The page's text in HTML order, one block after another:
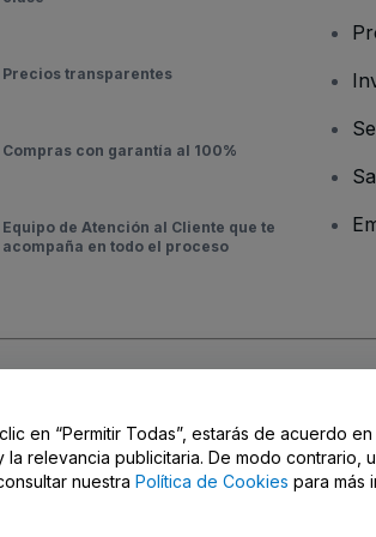
Precios transparentes
Compras con garantía al 100%
Equipo de Atención al Cliente que te
acompaña en todo el proceso
mi información personal ni tus opciones de
en “Permitir Todas”, estarás de acuerdo
la relevancia publicitaria. De modo contrario,
nuestra Política de Cookies para más